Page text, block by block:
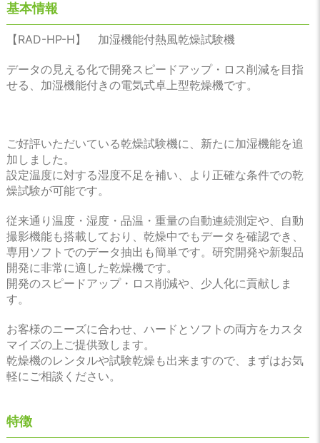
基本情報
【RAD-HP-H】 加湿機能付熱風乾燥試験機
データの見える化で開発スピードアップ・ロス削減を目指
せる、加湿機能付きの電気式卓上型乾燥機です。
ご好評いただいている乾燥試験機に、新たに加湿機能を追
加しました。
設定温度に対する湿度不足を補い、より正確な条件での乾
燥試験が可能です。
従来通り温度・湿度・品温・重量の自動連続測定や、自動
撮影機能も搭載しており、乾燥中でもデータを確認でき、
専用ソフトでのデータ抽出も簡単です。研究開発や新製品
開発に非常に適した乾燥機です。
開発のスピードアップ・ロス削減や、少人化に貢献しま
す。
お客様のニーズに合わせ、ハードとソフトの両方をカスタ
マイズの上ご提供致します。
乾燥機のレンタルや試験乾燥も出来ますので、まずはお気
軽にご相談ください。
特徴